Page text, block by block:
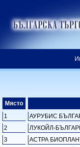
Място
1
АУРУБИС
2
ЛУКОЙЛ-
3
АСТРА